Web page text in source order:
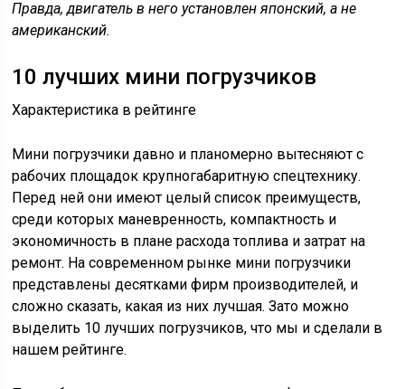
Правда, двигатель в него установлен японский, а не
американский.
10 лучших мини погрузчиков
Характеристика в рейтинге
Мини погрузчики давно и планомерно вытесняют с
рабочих площадок крупногабаритную спецтехнику.
Перед ней они имеют целый список преимуществ,
среди которых маневренность, компактность и
экономичность в плане расхода топлива и затрат на
ремонт. На современном рынке мини погрузчики
представлены десятками фирм производителей, и
сложно сказать, какая из них лучшая. Зато можно
выделить 10 лучших погрузчиков, что мы и сделали в
нашем рейтинге.